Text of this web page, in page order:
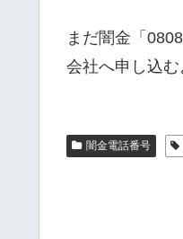
まだ闇金「
会社へ申し込む
闇金電話番号